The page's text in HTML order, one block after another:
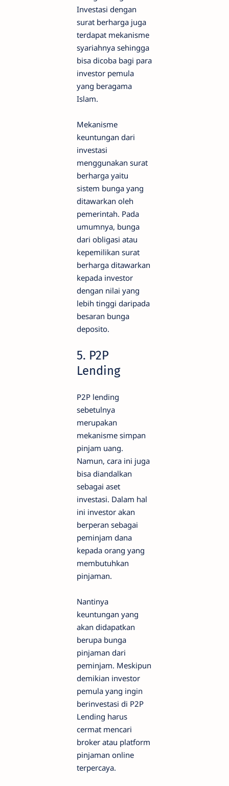
Investasi dengan
surat berharga juga
terdapat mekanisme
syariahnya sehingga
bisa dicoba bagi para
investor pemula
yang beragama
Islam.
Mekanisme
keuntungan dari
investasi
menggunakan surat
berharga yaitu
sistem bunga yang
ditawarkan oleh
pemerintah. Pada
umumnya, bunga
dari obligasi atau
kepemilikan surat
berharga ditawarkan
kepada investor
dengan nilai yang
lebih tinggi daripada
besaran bunga
deposito.
5. P2P
Lending
P2P lending
sebetulnya
merupakan
mekanisme simpan
pinjam uang.
Namun, cara ini juga
bisa diandalkan
sebagai aset
investasi. Dalam hal
ini investor akan
berperan sebagai
peminjam dana
kepada orang yang
membutuhkan
pinjaman.
Nantinya
keuntungan yang
akan didapatkan
berupa bunga
pinjaman dari
peminjam. Meskipun
demikian investor
pemula yang ingin
berinvestasi di P2P
Lending harus
cermat mencari
broker atau platform
pinjaman online
terpercaya.